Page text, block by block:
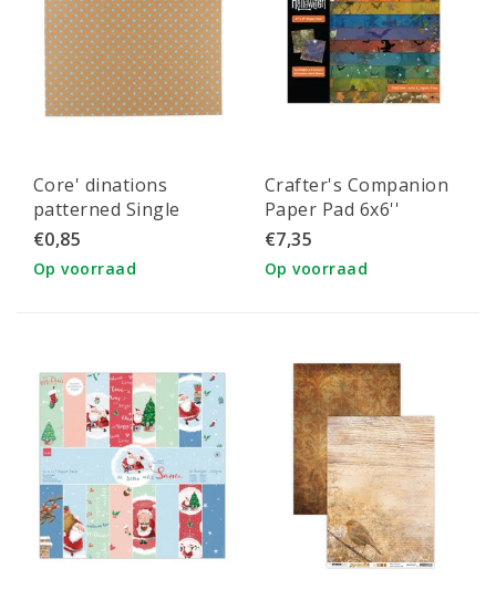
Core' dinations
patterned Single
Sided 12x12" Kraft
Baby Blue 3D Dot
€0,85
Op voorraad
Crafter's Companion
Paper Pad 6x6''
Vintage Halloween
€7,35
Op voorraad